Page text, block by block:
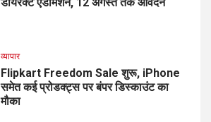
डायरेक्ट एडमिशन, 12 अगस्त तक आवेदन
व्यापार
Flipkart Freedom Sale शुरू, iPhone
समेत कई प्रोडक्ट्स पर बंपर डिस्काउंट का
मौका